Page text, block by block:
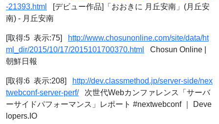
-21393.html
[デビュー作品]「おおきに 月丘安南」(月丘安
南) - 月丘安南
[取得:5 表示:75]
http://www.chosunonline.com/site/data/ht
ml_dir/2015/10/17/2015101700370.html
Chosun Online |
朝鮮日報
[取得:6 表示:208]
http://dev.classmethod.jp/server-side/nex
twebconf-server-perf/次世代Webカンファレンス「サーバ
ーサイドパフォーマンス」レポート #nextwebconf ｜ Deve
lopers.IO